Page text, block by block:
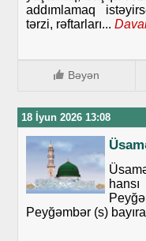
addımlamaq
tərzi, rəftarları...
Bəyən
18 İyun 2026 13:08
Peyğəmbər (s)